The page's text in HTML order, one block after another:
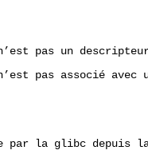
pas un
pas associé avec
par la glibc depuis